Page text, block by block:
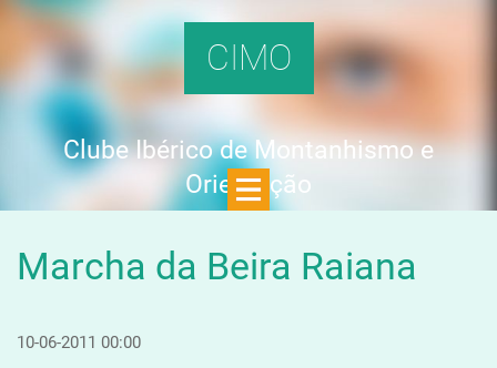
CIMO
Clube Ibérico de Montanhismo e
Orientação
Marcha da Beira Raiana
10-06-2011 00:00